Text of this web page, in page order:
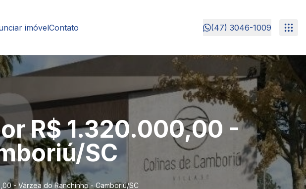
imóvelContato (47) 3046-1009
R$ 1.320.000,00 -
SC
- Várzea do Ranchinho - Camboriú/SC